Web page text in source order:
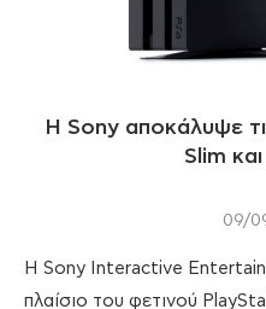
Η Sony αποκάλυψε
Slim
09/
H Sony Interactive
πλαίσιο του φετινού